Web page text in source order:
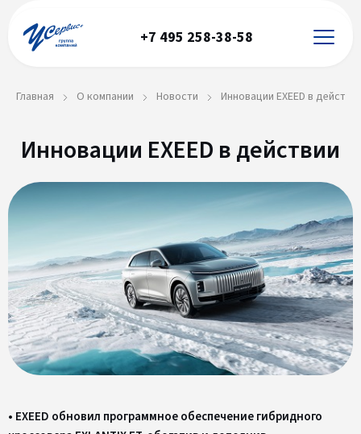
+7 495 258-38-58
Главная О компании Новости Инновации EXEED в
Инновации EXEED в действии
• EXEED обновил программное обеспечение гибридного